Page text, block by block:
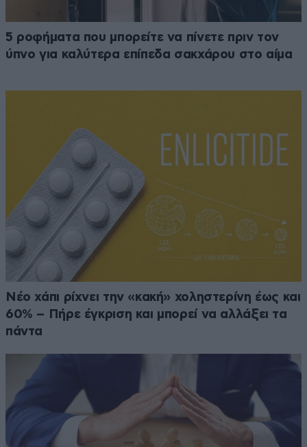
5 ροφήματα που μπορείτε να πίνετε πριν τον
ύπνο για καλύτερα επίπεδα σακχάρου στο αίμα
Νέο χάπι ρίχνει την «κακή» χοληστερίνη έως και
60% – Πήρε έγκριση και μπορεί να αλλάξει τα
πάντα